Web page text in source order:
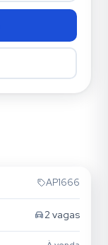
AP1666
2vagas